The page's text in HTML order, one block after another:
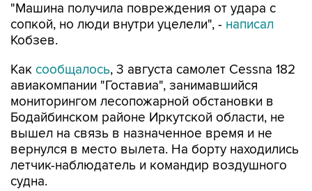
"Машина получила повреждения от удара с
сопкой, но люди внутри уцелели", - написал
Кобзев.
Как сообщалось, 3 августа самолет Cessna 182
авиакомпании "Гоставиа", занимавшийся
мониторингом лесопожарной обстановки в
Бодайбинском районе Иркутской области, не
вышел на связь в назначенное время и не
вернулся в место вылета. На борту находились
летчик-наблюдатель и командир воздушного
судна.